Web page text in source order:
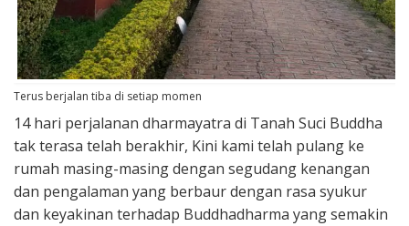
Terus berjalan tiba di setiap momen
14 hari perjalanan dharmayatra di Tanah Suci Buddha
tak terasa telah berakhir, Kini kami telah pulang ke
rumah masing-masing dengan segudang kenangan
dan pengalaman yang berbaur dengan rasa syukur
dan keyakinan terhadap Buddhadharma yang semakin